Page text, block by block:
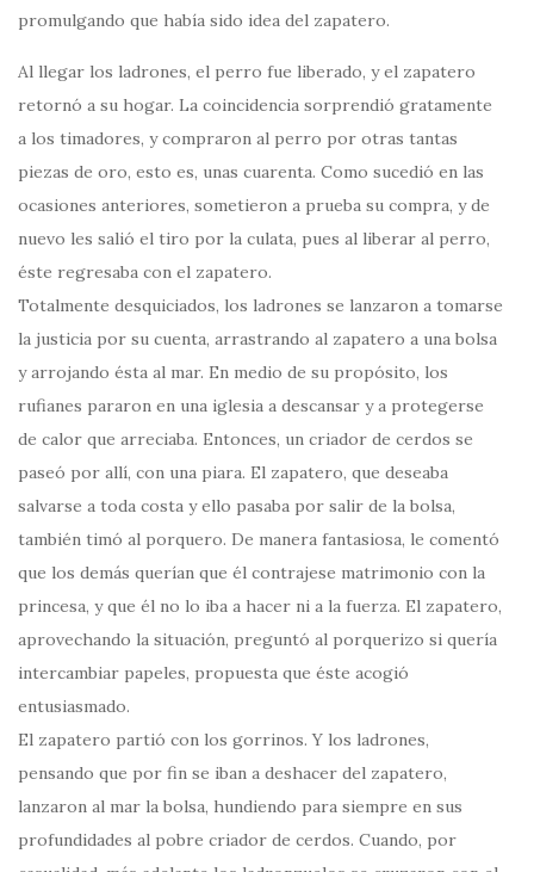
promulgando que había sido idea del zapatero.
Al llegar los ladrones, el perro fue liberado, y el zapatero
retornó a su hogar. La coincidencia sorprendió gratamente
a los timadores, y compraron al perro por otras tantas
piezas de oro, esto es, unas cuarenta. Como sucedió en las
ocasiones anteriores, sometieron a prueba su compra, y de
nuevo les salió el tiro por la culata, pues al liberar al perro,
éste regresaba con el zapatero.
Totalmente desquiciados, los ladrones se lanzaron a tomarse
la justicia por su cuenta, arrastrando al zapatero a una bolsa
y arrojando ésta al mar. En medio de su propósito, los
rufianes pararon en una iglesia a descansar y a protegerse
de calor que arreciaba. Entonces, un criador de cerdos se
paseó por allí, con una piara. El zapatero, que deseaba
salvarse a toda costa y ello pasaba por salir de la bolsa,
también timó al porquero. De manera fantasiosa, le comentó
que los demás querían que él contrajese matrimonio con la
princesa, y que él no lo iba a hacer ni a la fuerza. El zapatero,
aprovechando la situación, preguntó al porquerizo si quería
intercambiar papeles, propuesta que éste acogió
entusiasmado.
El zapatero partió con los gorrinos. Y los ladrones,
pensando que por fin se iban a deshacer del zapatero,
lanzaron al mar la bolsa, hundiendo para siempre en sus
profundidades al pobre criador de cerdos. Cuando, por